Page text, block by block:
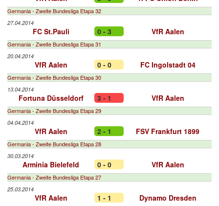
Germania - Zweite Bundesliga Etapa 32
27.04.2014
FC St.Pauli 0 - 3 VfR Aalen
Germania - Zweite Bundesliga Etapa 31
20.04.2014
VfR Aalen 0 - 0 FC Ingolstadt 04
Germania - Zweite Bundesliga Etapa 30
13.04.2014
Fortuna Düsseldorf 3 - 1 VfR Aalen
Germania - Zweite Bundesliga Etapa 29
04.04.2014
VfR Aalen 2 - 1 FSV Frankfurt 1899
Germania - Zweite Bundesliga Etapa 28
30.03.2014
Arminia Bielefeld 0 - 0 VfR Aalen
Germania - Zweite Bundesliga Etapa 27
25.03.2014
VfR Aalen 1 - 1 Dynamo Dresden